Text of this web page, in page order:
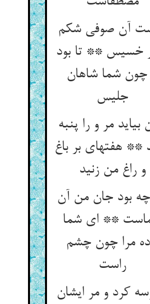
آن صوفی شکم
خسیس ** تا بود
چون شما شاهان
جلیس‏
مر و را پنبه
** هفته‏ای بر باغ
و راغ من زنید
چه بود جان من آن
** ای شما
مرا چون چشم
راست‏
کرد و مر ایشان